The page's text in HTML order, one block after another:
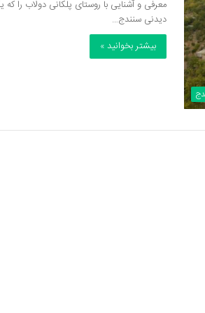
معرفی و آشنایی با روستای پلکانی دولاب را
دیدنی سنندج…
بیشتر بخوانید »